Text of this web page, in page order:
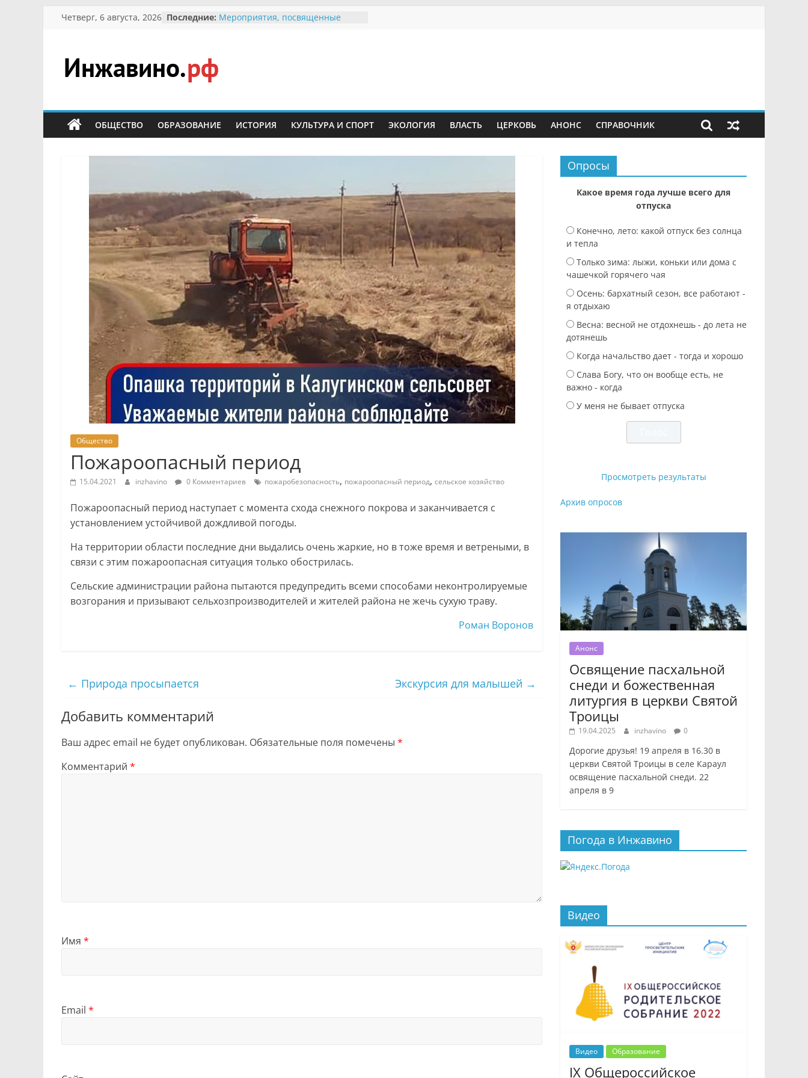
Перейти
Четверг, 6 августа, 2026 Последние: Мероприятия, посвященные
Безопасность в сети Интернет
Ученики приняли участие в
мероприятии «Сохраним
Инжавино.рф
сельский
портал
ОБЩЕСТВО ОБРАЗОВАНИЕ ИСТОРИЯ КУЛЬТУРА И СПОРТ ЭКОЛОГИЯ ВЛАСТЬ ЦЕРКОВЬ АНОНС СПРАВОЧНИК
Общество
Пожароопасный период
15.04.2021 inzhavino 0 Комментариев пожаробезопасность, пожароопасный период, сельское хозяйство
Пожароопасный период наступает с момента схода снежного покрова и заканчивается с
установлением устойчивой дождливой погоды.
На территории области последние дни выдались очень жаркие, но в тоже время и ветреными, в
связи с этим пожароопасная ситуация только обострилась.
Сельские администрации района пытаются предупредить всеми способами неконтролируемые
возгорания и призывают сельхозпроизводителей и жителей района не жечь сухую траву.
Роман Воронов
← Природа просыпается Экскурсия для малышей →
Добавить комментарий
Ваш адрес email не будет опубликован. Обязательные поля помечены *
Комментарий *
Имя *
Email *
Опросы
Какое время года лучше всего для
отпуска
Конечно, лето: какой отпуск без солнца
и тепла
Только зима: лыжи, коньки или дома с
чашечкой горячего чая
Осень: бархатный сезон, все работают -
я отдыхаю
Весна: весной не отдохнешь - до лета не
дотянешь
Когда начальство дает - тогда и хорошо
Слава Богу, что он вообще есть, не
важно - когда
У меня не бывает отпуска
Просмотреть результаты
Архив опросов
Анонс
Освящение пасхальной
снеди и божественная
литургия в церкви Святой
Троицы
19.04.2025 inzhavino 0
Дорогие друзья! 19 апреля в 16.30 в
церкви Святой Троицы в селе Караул
освящение пасхальной снеди. 22
апреля в 9
Погода в Инжавино
Видео
Видео Образование
IX Общероссийское